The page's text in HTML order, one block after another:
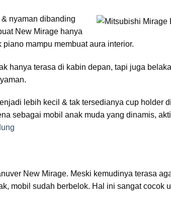
nyaman dibanding
New Mirage hanya
mampu membuat aura interior.
hanya terasa di kabin depan, tapi juga
lebih kecil & tak tersedianya cup holder
sebagai mobil anak muda yang dinamis,
New Mirage. Meski kemudinya terasa
mobil sudah berbelok. Hal ini sangat cocok